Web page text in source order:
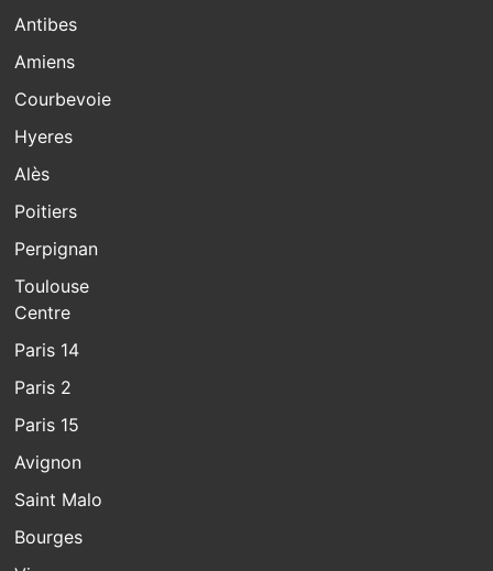
Antibes
Amiens
Courbevoie
Hyeres
Alès
Poitiers
Perpignan
Toulouse
Centre
Paris 14
Paris 2
Paris 15
Avignon
Saint Malo
Bourges